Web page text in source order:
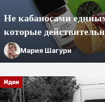
Не кабаносами
которые
Мария Шагури
Идеи